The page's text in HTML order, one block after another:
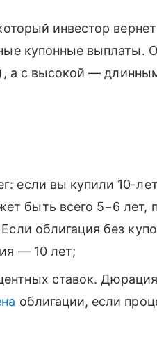
инвестор
купонные выплаты.
а с высокой —
если вы купили 10-
быть всего 5−6 лет,
облигация без
— 10 лет;
ставок. Дюрация
облигации, если